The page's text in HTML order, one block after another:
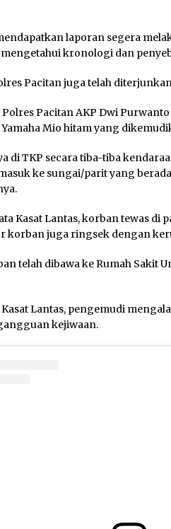
laporan segera
kronologi dan
Pacitan juga telah
Polres Pacitan AKP Dwi
Mio hitam yang
di TKP secara tiba-tiba
ke sungai/parit yang
Kasat Lantas, korban tewas di
korban juga ringsek dengan
telah dibawa ke Rumah Sakit
Lantas, pengemudi
kejiwaan.